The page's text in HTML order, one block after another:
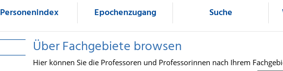
Personenindex Epochenzugang Suche
Über Fachgebiete browsen
Hier können Sie die Professoren und Professorinnen nach Ihrem